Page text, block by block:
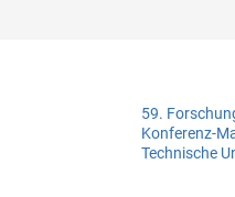
59.
Konferenz-
Technische